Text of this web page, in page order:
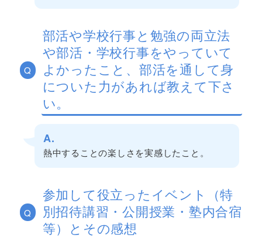
Q
部活や学校行事と勉強の両立法
や部活・学校行事をやっていて
よかったこと、部活を通して身
についた力があれば教えて下さ
い。
A.
熱中することの楽しさを実感したこと。
Q
参加して役立ったイベント（特
別招待講習・公開授業・塾内合宿
等）とその感想